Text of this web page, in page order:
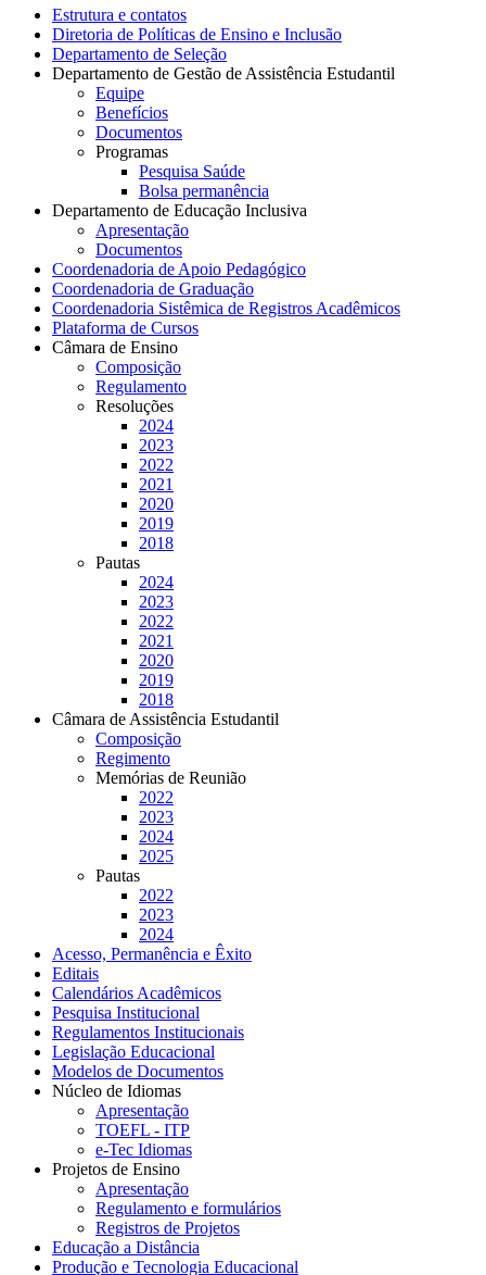
Estrutura e contatos
Diretoria de Políticas de Ensino e Inclusão
Departamento de Seleção
Departamento de Gestão de Assistência Estudantil
Equipe
Benefícios
Documentos
Programas
Pesquisa Saúde
Bolsa permanência
Departamento de Educação Inclusiva
Apresentação
Documentos
Coordenadoria de Apoio Pedagógico
Coordenadoria de Graduação
Coordenadoria Sistêmica de Registros Acadêmicos
Plataforma de Cursos
Câmara de Ensino
Composição
Regulamento
Resoluções
2024
2023
2022
2021
2020
2019
2018
Pautas
2024
2023
2022
2021
2020
2019
2018
Câmara de Assistência Estudantil
Composição
Regimento
Memórias de Reunião
2022
2023
2024
2025
Pautas
2022
2023
2024
Acesso, Permanência e Êxito
Editais
Calendários Acadêmicos
Pesquisa Institucional
Regulamentos Institucionais
Legislação Educacional
Modelos de Documentos
Núcleo de Idiomas
Apresentação
TOEFL - ITP
e-Tec Idiomas
Projetos de Ensino
Apresentação
Regulamento e formulários
Registros de Projetos
Educação a Distância
Produção e Tecnologia Educacional